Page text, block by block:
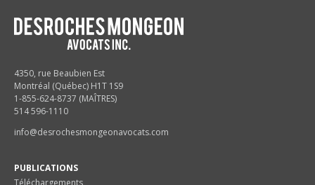
4350, rue Beaubien Est
Montréal (Québec) H1T 1S9
1-855-624-8737 (MAÎTRES)
514 596-1110
info@desrochesmongeonavocats.com
PUBLICATIONS
Téléchargements